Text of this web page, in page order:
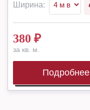
Ширина:
380 ₽
за кв. м.
Подробнее